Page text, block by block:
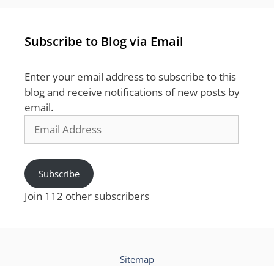
Subscribe to Blog via Email
Enter your email address to subscribe to this
blog and receive notifications of new posts by
email.
Address
Subscribe
Join 112 other subscribers
Sitemap